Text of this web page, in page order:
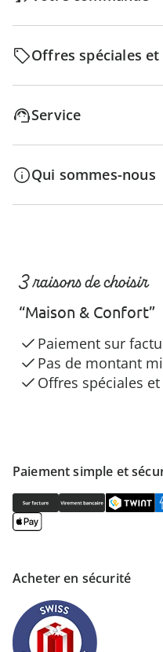
Offres spéciales
Service
Qui sommes-nous
Paiement simple et
Acheter en sécurité
3 raisons de choisir
“Maison & Confort”
Paiement sur
Pas de montant
Offres spéciales